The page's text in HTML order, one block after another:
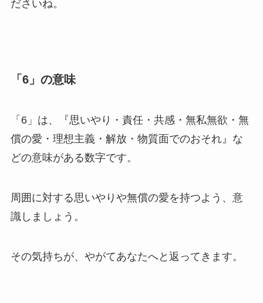
ださいね。
「6」の意味
「6」は、『思いやり・責任・共感・無私無欲・無
償の愛・理想主義・解放・物質面でのおそれ』な
どの意味がある数字です。
周囲に対する思いやりや無償の愛を持つよう、意
識しましょう。
その気持ちが、やがてあなたへと返ってきます。